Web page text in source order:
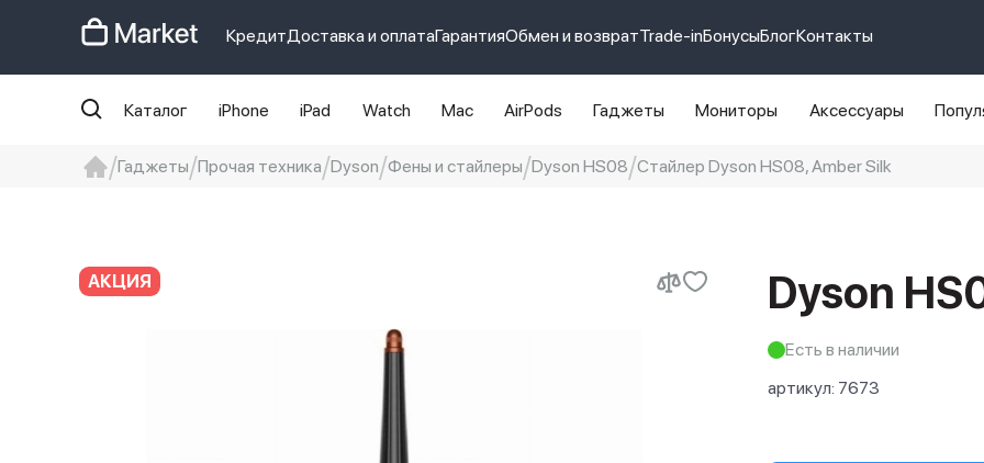
КредитДоставка и оплатаГарантияОбмен и возвратTrade-inБонусыБлогКонтакты
Каталог iPhone iPad Watch Mac AirPods Гаджеты Мониторы Аксессуары
Гаджеты Прочая техника Dyson Фены и стайлеры Dyson HS08 Стайлер Dyson HS08, Amber Silk
АКЦИЯ Dyson
Есть в наличии
артикул: 7673